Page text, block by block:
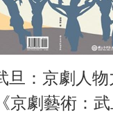
旦：京劇人
京劇藝術：武